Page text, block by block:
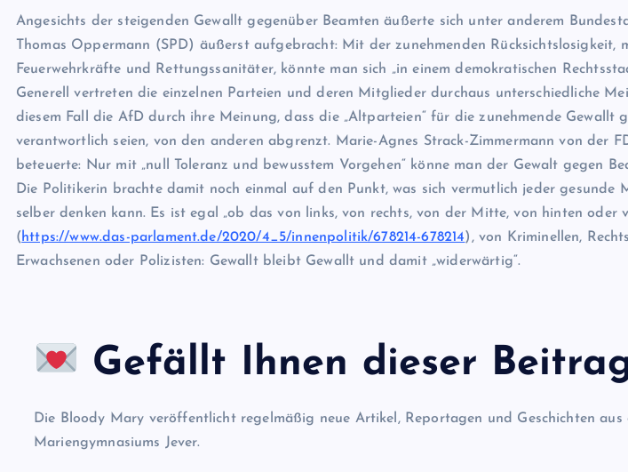
Angesichts der steigenden Gewallt gegenüber Beamten äußerte sich unter anderem
Thomas Oppermann (SPD) äußerst aufgebracht: Mit der zunehmenden Rücksichtslosigkeit,
Feuerwehrkräfte und Rettungssanitäter, könnte man sich „in einem demokratischen
Generell vertreten die einzelnen Parteien und deren Mitglieder durchaus unterschiedliche
diesem Fall die AfD durch ihre Meinung, dass die „Altparteien“ für die zunehmende Gewallt
verantwortlich seien, von den anderen abgrenzt. Marie-Agnes Strack-Zimmermann von der
beteuerte: Nur mit „null Toleranz und bewusstem Vorgehen“ könne man der Gewalt gegen
Die Politikerin brachte damit noch einmal auf den Punkt, was sich vermutlich jeder gesunde
selber denken kann. Es ist egal „ob das von links, von rechts, von der Mitte, von hinten oder
(https://www.das-parlament.de/2020/4_5/innenpolitik/678214-678214), von Kriminellen,
Erwachsenen oder Polizisten: Gewallt bleibt Gewallt und damit „widerwärtig“.
Gefällt Ihnen dieser
Die Bloody Mary veröffentlicht regelmäßig neue Artikel, Reportagen und Geschichten aus
Mariengymnasiums Jever.